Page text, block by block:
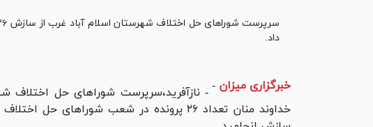
داد.
خبرگزاری میزان - - نازآفرید،سرپرست شورا‌های حل اختلاف
خداوند منان تعداد ۲۶ پرونده در شعب